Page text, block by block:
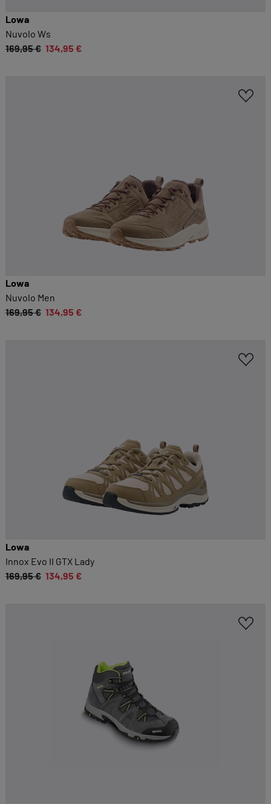
Lowa
Nuvolo Ws
169,95 € 134,95 €
Lowa
Nuvolo Men
169,95 € 134,95 €
Lowa
Innox Evo II GTX Lady
169,95 € 134,95 €